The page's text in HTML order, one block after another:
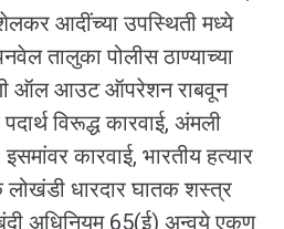
आदींच्या उपस्थिती मध्ये
तालुका पोलीस ठाण्याच्या
ऑल आउट ऑपरेशन राबवून
विरूद्ध कारवाई, अंमली
कारवाई, भारतीय हत्यार
धारदार घातक शस्त्र
अधिनियम 65(ई) अन्वये एकूण